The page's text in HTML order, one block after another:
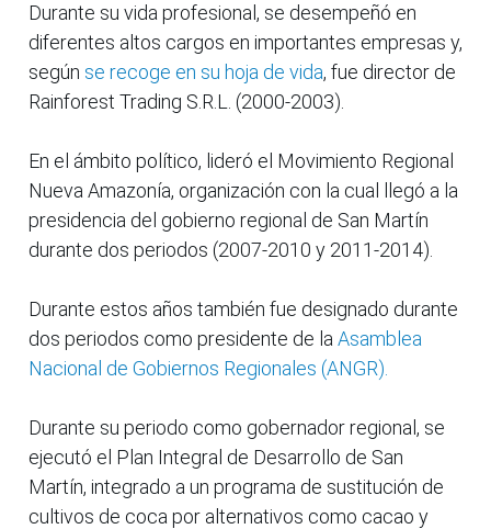
Durante su vida profesional, se desempeñó en
diferentes altos cargos en importantes empresas y,
según se recoge en su hoja de vida, fue director de
Rainforest Trading S.R.L. (2000-2003).
En el ámbito político, lideró el Movimiento Regional
Nueva Amazonía, organización con la cual llegó a la
presidencia del gobierno regional de San Martín
durante dos periodos (2007-2010 y 2011-2014).
Durante estos años también fue designado durante
dos periodos como presidente de la Asamblea
Nacional de Gobiernos Regionales (ANGR).
Durante su periodo como gobernador regional, se
ejecutó el Plan Integral de Desarrollo de San
Martín, integrado a un programa de sustitución de
cultivos de coca por alternativos como cacao y